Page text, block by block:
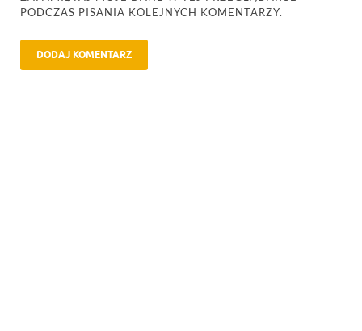
PODCZAS PISANIA KOLEJNYCH KOMENTARZY.